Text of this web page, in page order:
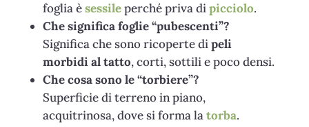
foglia èsessileperché priva dipicciolo.
Che significa foglie “pubescenti”?
Significa che sono ricoperte dipeli
morbidi al tatto, corti, sottili e poco densi.
Che cosa sono le “torbiere”?
Superficie di terreno in piano,
acquitrinosa, dove si forma latorba.